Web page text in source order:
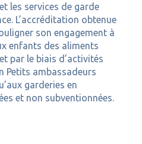
les services de garde
L’accréditation obtenue
son engagement à
enfants des aliments
par le biais d’activités
Petits ambassadeurs
garderies en
et non subventionnées.